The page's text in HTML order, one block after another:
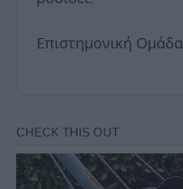
Επιστημονική Ομάδα